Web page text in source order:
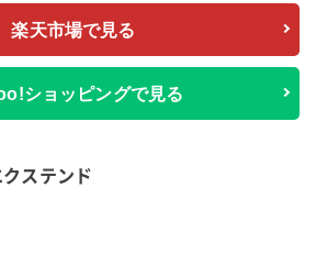
楽天市場で見る
ショッピングで見る
ステンド